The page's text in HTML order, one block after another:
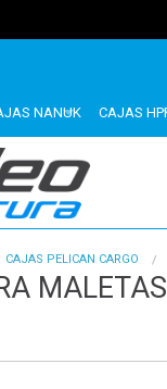
NANUK CAJAS
CAJAS PELICAN CARGO